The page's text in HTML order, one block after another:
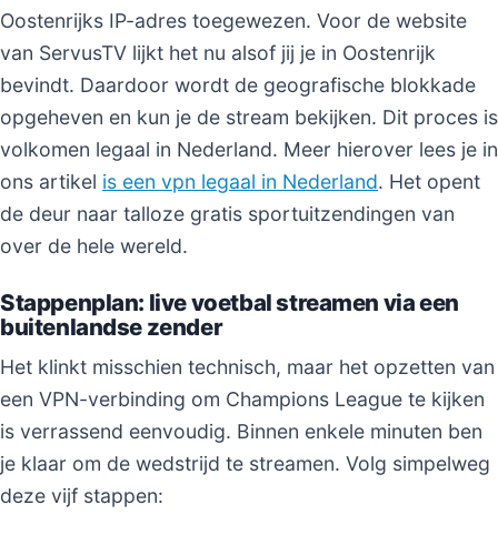
Oostenrijks IP-adres toegewezen. Voor de website
van ServusTV lijkt het nu alsof jij je in Oostenrijk
bevindt. Daardoor wordt de geografische blokkade
opgeheven en kun je de stream bekijken. Dit proces is
volkomen legaal in Nederland. Meer hierover lees je in
ons artikel is een vpn legaal in Nederland. Het opent
de deur naar talloze gratis sportuitzendingen van
over de hele wereld.
Stappenplan: live voetbal streamen via een
buitenlandse zender
Het klinkt misschien technisch, maar het opzetten van
een VPN-verbinding om Champions League te kijken
is verrassend eenvoudig. Binnen enkele minuten ben
je klaar om de wedstrijd te streamen. Volg simpelweg
deze vijf stappen: